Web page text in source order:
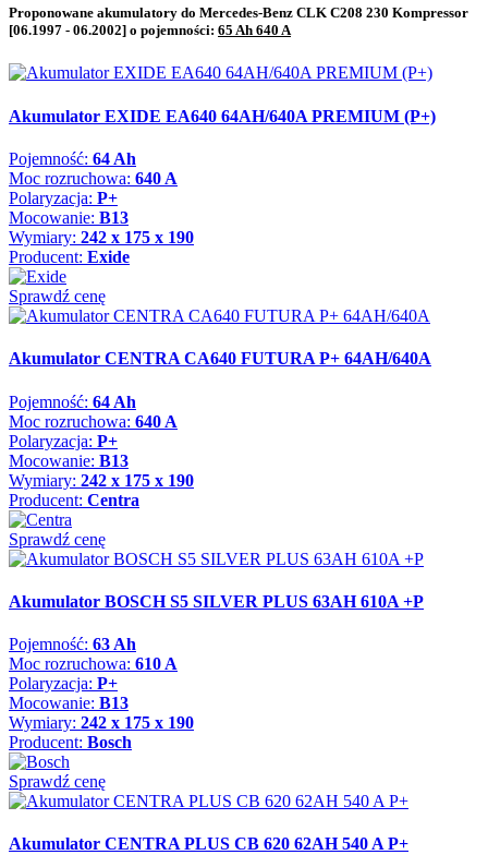
Proponowane akumulatory do Mercedes-Benz CLK C208 230 Kompressor
[06.1997 - 06.2002] o pojemności: 65 Ah 640 A
Akumulator EXIDE EA640 64AH/640A PREMIUM (P+)
Pojemność: 64 Ah
Moc rozruchowa: 640 A
Polaryzacja: P+
Mocowanie: B13
Wymiary: 242 x 175 x 190
Producent: Exide
Sprawdź cenę
Akumulator CENTRA CA640 FUTURA P+ 64AH/640A
Pojemność: 64 Ah
Moc rozruchowa: 640 A
Polaryzacja: P+
Mocowanie: B13
Wymiary: 242 x 175 x 190
Producent: Centra
Sprawdź cenę
Akumulator BOSCH S5 SILVER PLUS 63AH 610A +P
Pojemność: 63 Ah
Moc rozruchowa: 610 A
Polaryzacja: P+
Mocowanie: B13
Wymiary: 242 x 175 x 190
Producent: Bosch
Sprawdź cenę
Akumulator CENTRA PLUS CB 620 62AH 540 A P+